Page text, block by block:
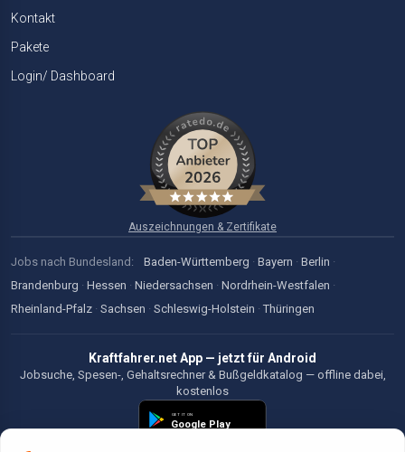
Kontakt
Pakete
Login/ Dashboard
Auszeichnungen & Zertifikate
Jobs nach Bundesland: Baden-Württemberg · Bayern · Berlin ·
Brandenburg · Hessen · Niedersachsen · Nordrhein-Westfalen ·
Rheinland-Pfalz · Sachsen · Schleswig-Holstein · Thüringen
Kraftfahrer.net App — jetzt für Android
Jobsuche, Spesen-, Gehaltsrechner & Bußgeldkatalog — offline dabei,
kostenlos